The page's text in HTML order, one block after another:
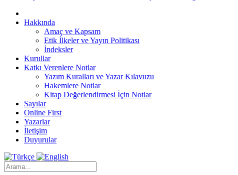
Hakkında
Amaç ve Kapsam
Etik İlkeler ve Yayın Politikası
İndeksler
Kurullar
Katkı Verenlere Notlar
Yazım Kuralları ve Yazar Kılavuzu
Hakemlere Notlar
Kitap Değerlendirmesi İçin Notlar
Sayılar
Online First
Yazarlar
İletişim
Duyurular